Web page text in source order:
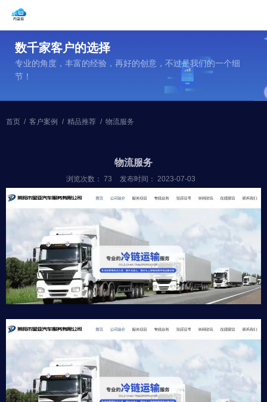
数千家客户的选择
专业的角度，丰富的经验，再好的创意，不过是我们的一个细
节！
首页 / 客户案例 / 精品推荐 / 物流服务
物流服务
浏览次数： 73 发布时间： 2023-07-03